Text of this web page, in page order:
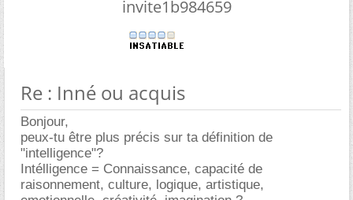
invite1b984659
Re : Inné ou acquis
Bonjour,
peux-tu être plus précis sur ta définition de
"intelligence"?
Intélligence = Connaissance, capacité de
raisonnement, culture, logique, artistique,